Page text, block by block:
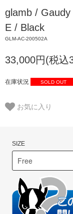
glamb /
E / Black
GLM-AC-200502A
33,000円(税込
在庫状況 SOLD OUT
お気に入り
SIZE